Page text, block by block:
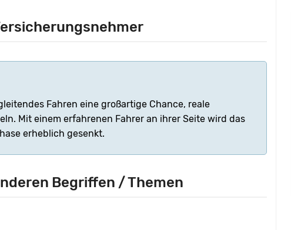
Fahren eine großartige Chance, reale
Mit einem erfahrenen Fahrer an ihrer Seite wird das
erheblich gesenkt.
Begriffen / Themen